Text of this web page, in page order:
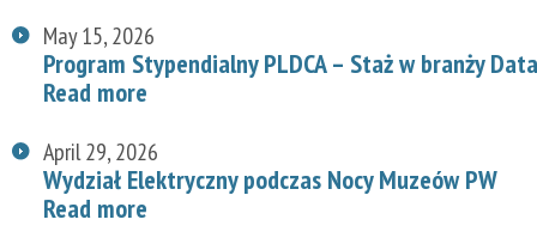
May 15, 2026
Program Stypendialny PLDCA – Staż w branży
Read more
April 29, 2026
Wydział Elektryczny podczas Nocy Muzeów PW
Read more